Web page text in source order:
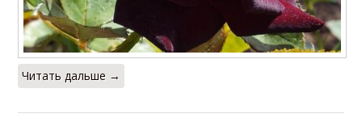
Читать дальше →